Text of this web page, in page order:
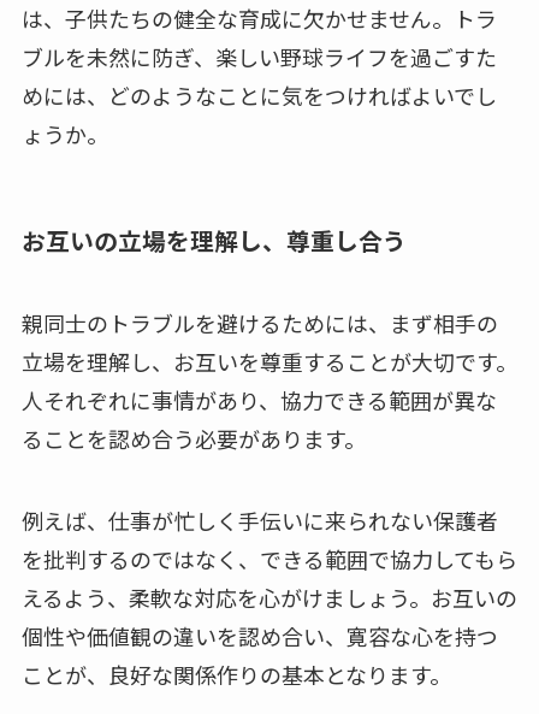
は、子供たちの健全な育成に欠かせません。トラ
ブルを未然に防ぎ、楽しい野球ライフを過ごすた
めには、どのようなことに気をつければよいでし
ょうか。
お互いの立場を理解し、尊重し合う
親同士のトラブルを避けるためには、まず相手の
立場を理解し、お互いを尊重することが大切です。
人それぞれに事情があり、協力できる範囲が異な
ることを認め合う必要があります。
例えば、仕事が忙しく手伝いに来られない保護者
を批判するのではなく、できる範囲で協力してもら
えるよう、柔軟な対応を心がけましょう。お互いの
個性や価値観の違いを認め合い、寛容な心を持つ
ことが、良好な関係作りの基本となります。